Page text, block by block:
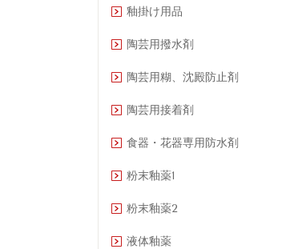
釉掛け用品
陶芸用撥水剤
陶芸用糊、沈殿防止剤
陶芸用接着剤
食器・花器専用防水剤
粉末釉薬1
粉末釉薬2
液体釉薬